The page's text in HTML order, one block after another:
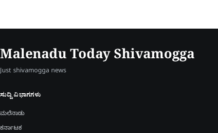
Malenadu Today Shivamogga
Just shivamogga news
ಸುದ್ದಿ ವಿಭಾಗಗಳು
ಮಲೆನಾಡು
ಕರ್ನಾಟಕ